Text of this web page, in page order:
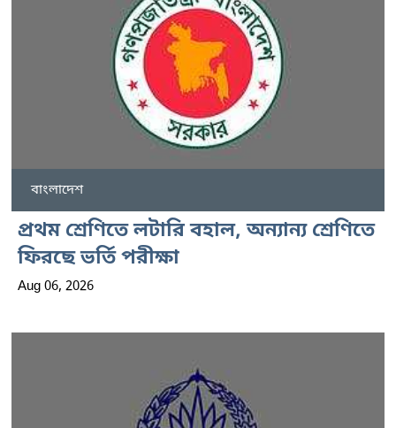
বাংলাদেশ
প্রথম শ্রেণিতে লটারি বহাল, অন্যান্য শ্রেণিতে
ফিরছে ভর্তি পরীক্ষা
Aug 06, 2026